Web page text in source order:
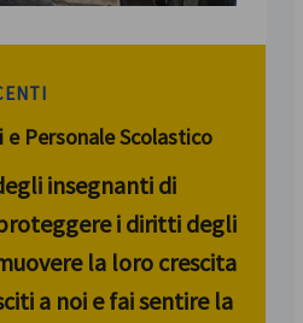
Personale Scolastico
insegnanti di
i diritti degli
la loro crescita
a noi e fai sentire la